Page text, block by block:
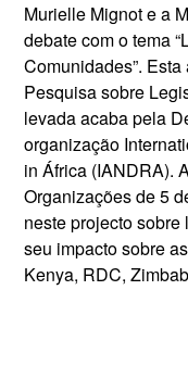
Murielle Mignot e a
debate com o tema
Comunidades”.
Pesquisa sobre
levada acaba pela
organização
in África (IANDRA).
Organizações de 5
neste projecto
seu impacto sobre
Kenya, RDC,